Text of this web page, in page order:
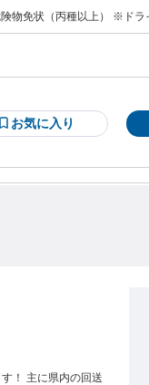
ます。 【配送
ンドなどが主な配送
ため、無理のないス
のペースに合わせて指
手当などもご用意し
た高収入を目指せる環
事がほとんどないた
、定年後も長く働き
を理解してくれる仲
ていますので入社初月も収入
与年2回（夏・冬）あり！
物免状（丙種以上） ※ド
験がある方 ・異業種からド
お気に入り